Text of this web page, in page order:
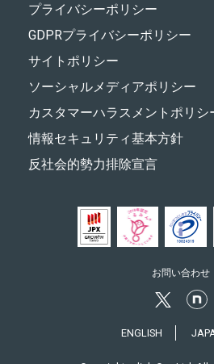
プライバシーポリシー
GDPRプライバシーポリシー
サイトポリシー
ソーシャルメディアポリシー
カスタマーハラスメントポリシ
情報セキュリティ基本方針
反社会的勢力排除宣言
ENGLISH
お問い合わせ